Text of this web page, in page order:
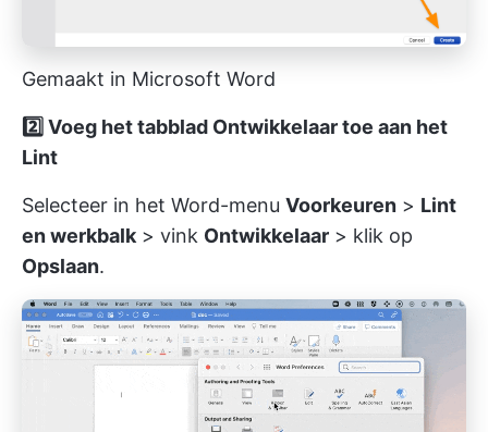
Gemaakt in Microsoft Word
2️⃣ Voeg het tabblad Ontwikkelaar toe aan het
Lint
Selecteer in het Word-menu Voorkeuren > Lint
en werkbalk > vink Ontwikkelaar > klik op
Opslaan.